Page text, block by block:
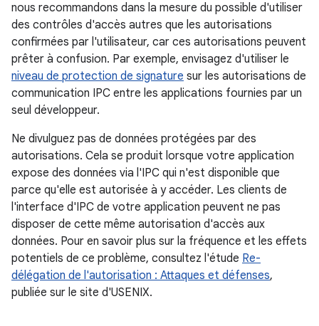
nous recommandons dans la mesure du possible d'utiliser
des contrôles d'accès autres que les autorisations
confirmées par l'utilisateur, car ces autorisations peuvent
prêter à confusion. Par exemple, envisagez d'utiliser le
niveau de protection de signature sur les autorisations de
communication IPC entre les applications fournies par un
seul développeur.
Ne divulguez pas de données protégées par des
autorisations. Cela se produit lorsque votre application
expose des données via l'IPC qui n'est disponible que
parce qu'elle est autorisée à y accéder. Les clients de
l'interface d'IPC de votre application peuvent ne pas
disposer de cette même autorisation d'accès aux
données. Pour en savoir plus sur la fréquence et les effets
potentiels de ce problème, consultez l'étude Re-
délégation de l'autorisation : Attaques et défenses,
publiée sur le site d'USENIX.